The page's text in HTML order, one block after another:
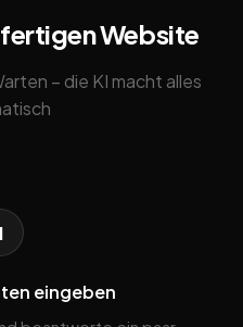
Website
– die KI macht alles
eingeben